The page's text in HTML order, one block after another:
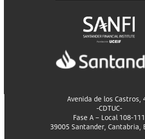
Avenida de los Castros,
-CDTUC-
Fase A – Local 108-111
39005 Santander, Cantabria,